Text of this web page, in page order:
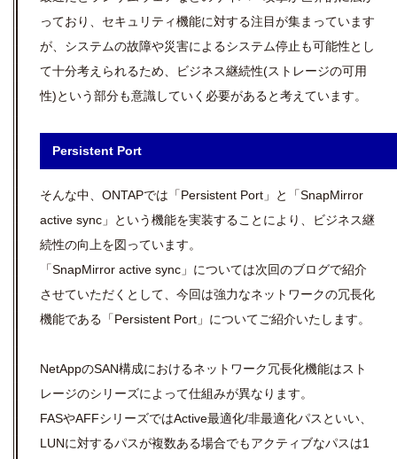
っており、セキュリティ機能に対する注目が集まっています
が、システムの故障や災害によるシステム停止も可能性とし
て十分考えられるため、ビジネス継続性(ストレージの可用
性)という部分も意識していく必要があると考えています。
Persistent Port
そんな中、ONTAPでは「Persistent Port」と「SnapMirror
active sync」という機能を実装することにより、ビジネス継
続性の向上を図っています。
「SnapMirror active sync」については次回のブログで紹介
させていただくとして、今回は強力なネットワークの冗長化
機能である「Persistent Port」についてご紹介いたします。
NetAppのSAN構成におけるネットワーク冗長化機能はスト
レージのシリーズによって仕組みが異なります。
FASやAFFシリーズではActive最適化/非最適化パスといい、
LUNに対するパスが複数ある場合でもアクティブなパスは1